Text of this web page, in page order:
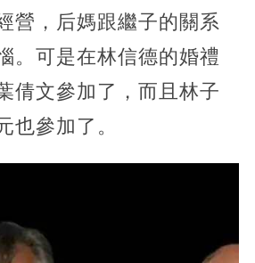
營，后媽跟繼子的關系
。可是在林信德的婚禮
倩文參加了，而且林子
也參加了。